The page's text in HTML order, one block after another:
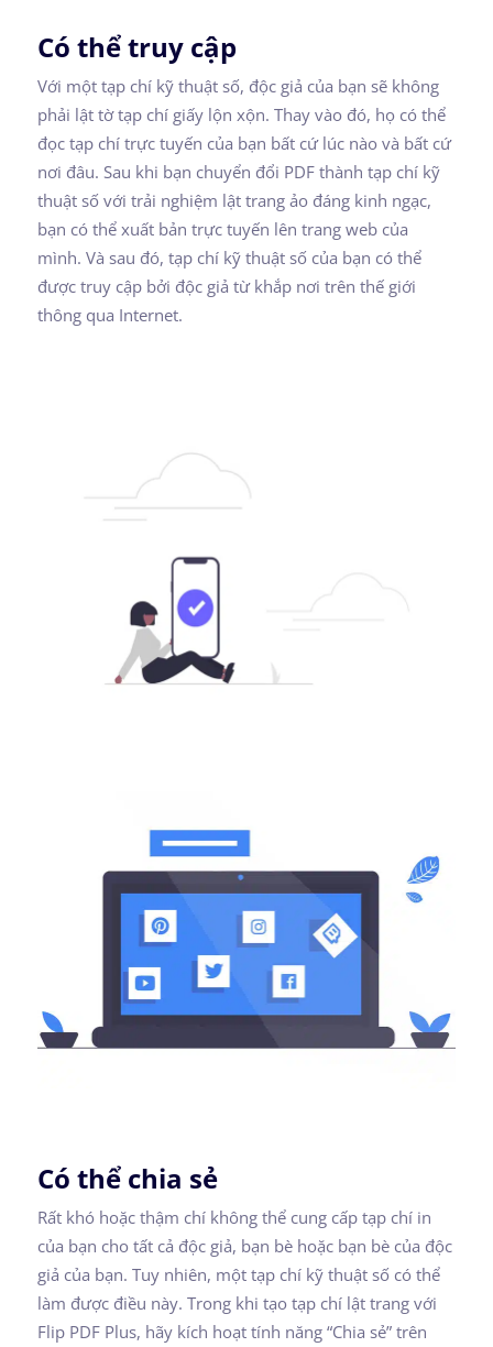
Có thể truy cập
Với một tạp chí kỹ thuật số, độc giả của bạn sẽ không
phải lật tờ tạp chí giấy lộn xộn. Thay vào đó, họ có thể
đọc tạp chí trực tuyến của bạn bất cứ lúc nào và bất cứ
nơi đâu. Sau khi bạn chuyển đổi PDF thành tạp chí kỹ
thuật số với trải nghiệm lật trang ảo đáng kinh ngạc,
bạn có thể xuất bản trực tuyến lên trang web của
mình. Và sau đó, tạp chí kỹ thuật số của bạn có thể
được truy cập bởi độc giả từ khắp nơi trên thế giới
thông qua Internet.
Có thể chia sẻ
Rất khó hoặc thậm chí không thể cung cấp tạp chí in
của bạn cho tất cả độc giả, bạn bè hoặc bạn bè của độc
giả của bạn. Tuy nhiên, một tạp chí kỹ thuật số có thể
làm được điều này. Trong khi tạo tạp chí lật trang với
Flip PDF Plus, hãy kích hoạt tính năng “Chia sẻ” trên